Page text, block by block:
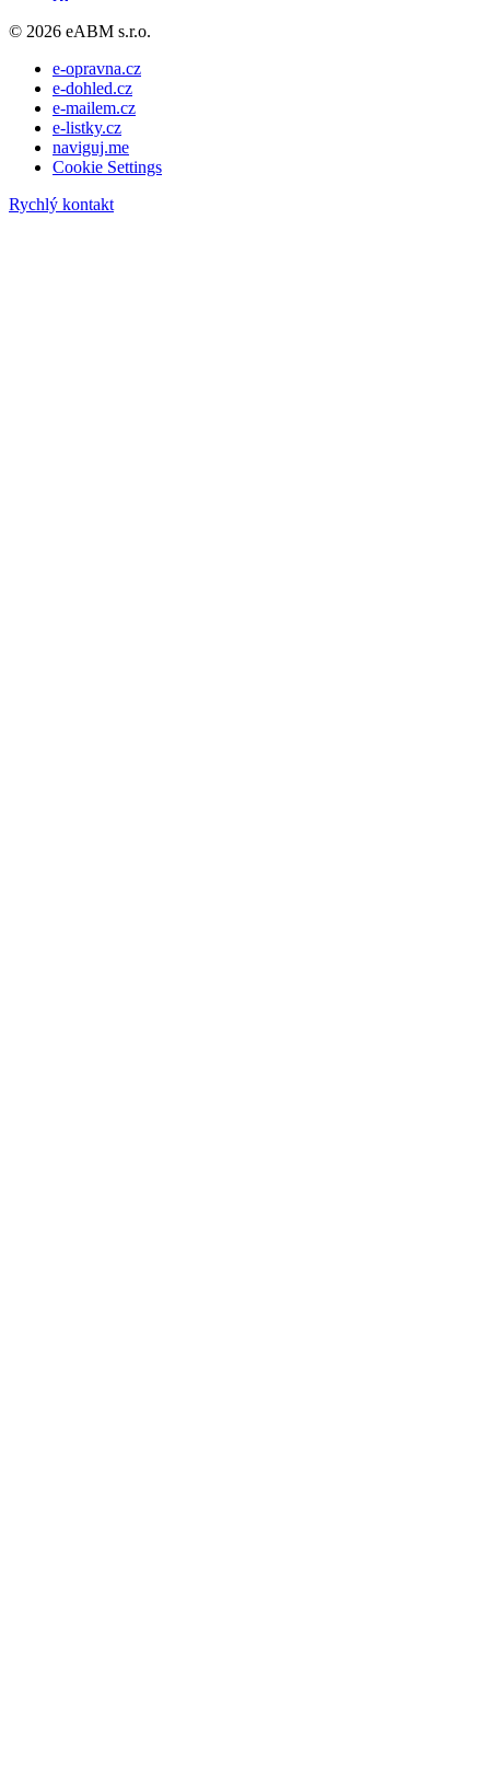
© 2026 eABM s.r.o.
e-opravna.cz
e-dohled.cz
e-mailem.cz
e-listky.cz
naviguj.me
Cookie Settings
Rychlý kontakt